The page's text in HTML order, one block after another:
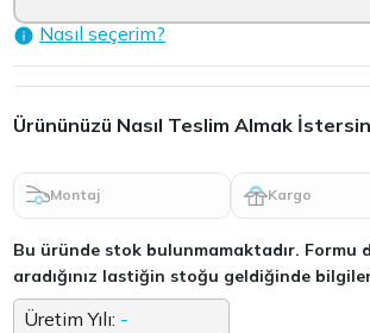
Nasıl seçerim?
Ürününüzü Nasıl Teslim Almak
Montaj Kargo
Bu üründe stok bulunmamaktadır. Formu
aradığınız lastiğin stoğu geldiğinde
Üretim Yılı: -